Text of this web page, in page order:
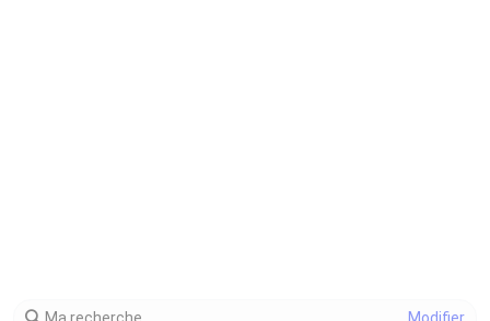
Modifier votre recherche